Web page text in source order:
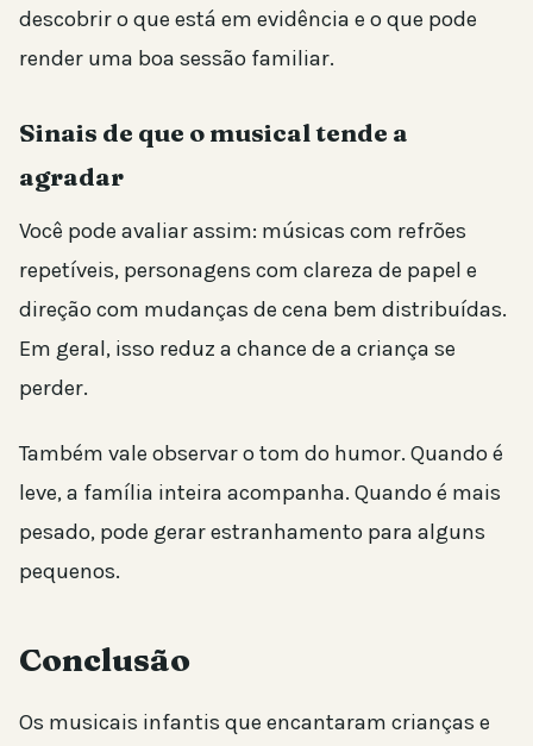
descobrir o que está em evidência e o que pode
render uma boa sessão familiar.
Sinais de que o musical tende a
agradar
Você pode avaliar assim: músicas com refrões
repetíveis, personagens com clareza de papel e
direção com mudanças de cena bem distribuídas.
Em geral, isso reduz a chance de a criança se
perder.
Também vale observar o tom do humor. Quando é
leve, a família inteira acompanha. Quando é mais
pesado, pode gerar estranhamento para alguns
pequenos.
Conclusão
Os musicais infantis que encantaram crianças e